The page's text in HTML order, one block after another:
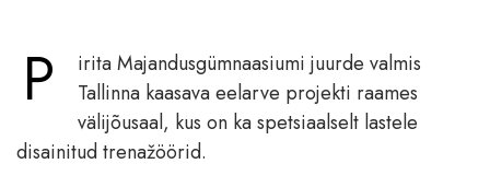
P
irita Majandusgümnaasiumi juurde valmis
Tallinna kaasava eelarve projekti raames
välijõusaal, kus on ka spetsiaalselt lastele
disainitud trenažöörid.